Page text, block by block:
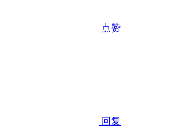
点赞
回复